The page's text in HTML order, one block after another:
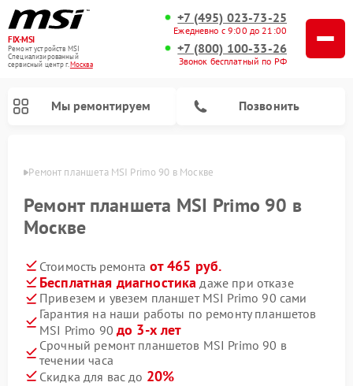
FIX-MSI
Ремонт устройств MSI
Специализированный
cервисный центр г.Москва
+7 (495) 023-73-25
Ежедневно с 9:00 до 21:00
+7 (800) 100-33-26
Звонок бесплатный по РФ
Мы ремонтируем Позвонить
Ремонт планшета MSI Primo 90 в Москве
Ремонт планшета MSI Primo 90 в
Москве
Стоимость ремонта от 465 руб.
Бесплатная диагностика даже при отказе
Привезем и увезем планшет MSI Primo 90 сами
Гарантия на наши работы по ремонту планшетов
MSI Primo 90 до 3-х лет
Срочный ремонт планшетов MSI Primo 90 в
течении часа
Скидка для вас до 20%